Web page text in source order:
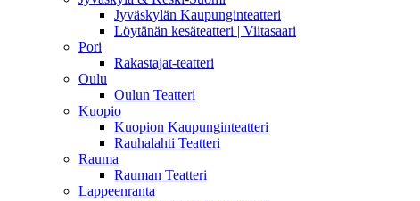
Jyväskylän Kaupunginteatteri
Löytänän kesäteatteri | Viitasaari
Pori
Rakastajat-teatteri
Oulu
Oulun Teatteri
Kuopio
Kuopion Kaupunginteatteri
Rauhalahti Teatteri
Rauma
Rauman Teatteri
Lappeenranta